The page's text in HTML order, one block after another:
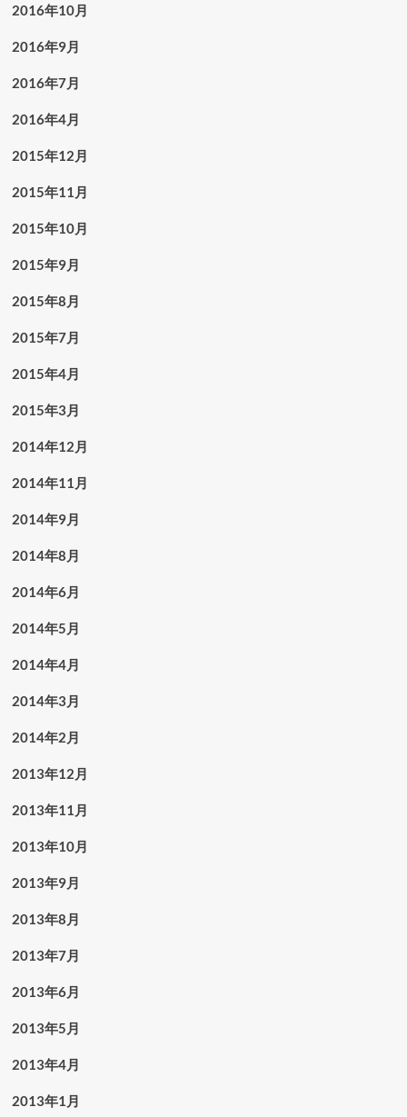
2016年10月
2016年9月
2016年7月
2016年4月
2015年12月
2015年11月
2015年10月
2015年9月
2015年8月
2015年7月
2015年4月
2015年3月
2014年12月
2014年11月
2014年9月
2014年8月
2014年6月
2014年5月
2014年4月
2014年3月
2014年2月
2013年12月
2013年11月
2013年10月
2013年9月
2013年8月
2013年7月
2013年6月
2013年5月
2013年4月
2013年1月